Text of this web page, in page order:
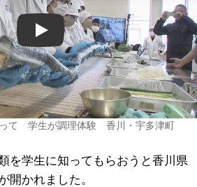
Play
て 学生が調理体験 香川・宇多津町
を学生に知ってもらおうと香川県
開かれました。